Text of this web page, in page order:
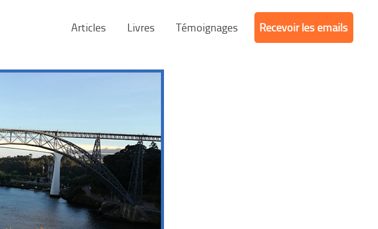
Recevoir les emails
Témoignages
Livres
Articles